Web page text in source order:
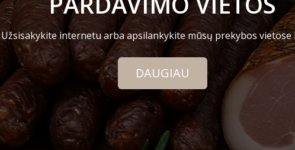
Užsisakykite internetu arba apsilankykite mūsų prekybos vietose
DAUGIAU